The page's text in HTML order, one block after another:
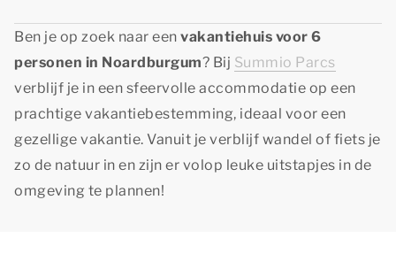
Ben je op zoek naar een vakantiehuis voor 6
personen in Noardburgum? Bij Summio Parcs
verblijf je in een sfeervolle accommodatie op een
prachtige vakantiebestemming, ideaal voor een
gezellige vakantie. Vanuit je verblijf wandel of fiets je
zo de natuur in en zijn er volop leuke uitstapjes in de
omgeving te plannen!